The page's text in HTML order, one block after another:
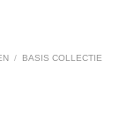
/ BASIS COLLECTIE